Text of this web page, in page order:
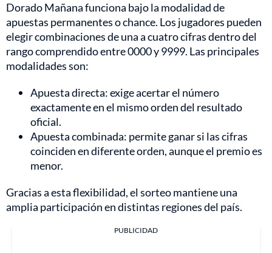
Dorado Mañana funciona bajo la modalidad de
apuestas permanentes o chance. Los jugadores pueden
elegir combinaciones de una a cuatro cifras dentro del
rango comprendido entre 0000 y 9999. Las principales
modalidades son:
Apuesta directa: exige acertar el número
exactamente en el mismo orden del resultado
oficial.
Apuesta combinada: permite ganar si las cifras
coinciden en diferente orden, aunque el premio es
menor.
Gracias a esta flexibilidad, el sorteo mantiene una
amplia participación en distintas regiones del país.
PUBLICIDAD